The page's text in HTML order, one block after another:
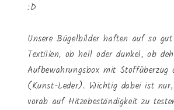
:D
Unsere Bügelbilder haften auf so
Textilien, ob hell oder dunkel, ob
Aufbewahrungsbox mit Stoffüberzug
(Kunst-Leder). Wichtig dabei ist
vorab auf Hitzebeständigkeit zu